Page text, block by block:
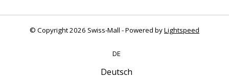
© Copyright 2026 Swiss-Mall - Powered byLightspeed
DE
Deutsch